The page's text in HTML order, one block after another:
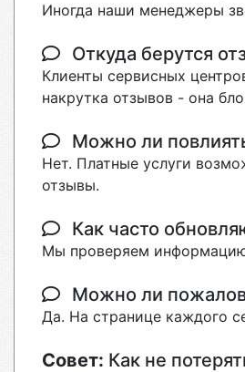
Иногда наши менеджеры
Откуда берутся
Клиенты сервисных
накрутка отзывов - она
Можно ли
Нет. Платные услуги
отзывы.
Как часто
Мы проверяем
Можно ли
Да. На странице каждого
Совет: Как не